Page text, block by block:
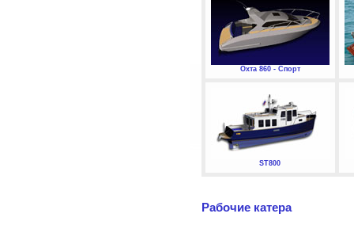
Охта 860 - Спорт
ST800
Рабочие катера